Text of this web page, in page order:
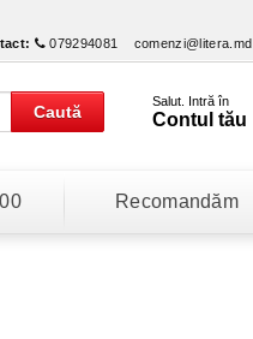
079294081 comenzi@litera.md
Caută
Salut. Intră în
Contul tău
Recomandăm